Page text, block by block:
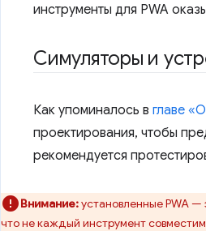
инструменты для PWA
Симуляторы и
Как упоминалось в главе
проектирования, чтобы
рекомендуется
Внимание:установленные PWA —
что не каждый инструмент